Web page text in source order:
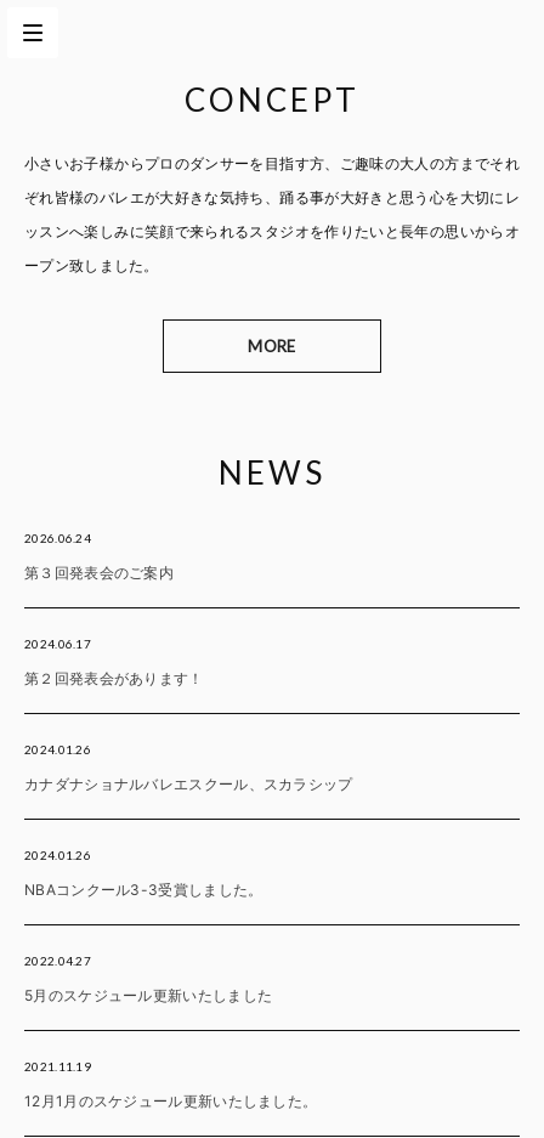
CONCEPT
小さいお子様からプロのダンサーを目指す方、 ご趣味の大人の方までそれ
ぞれ皆様のバレエが大好きな気持ち、踊る事が大好きと思う心を大切に レ
ッスンへ楽しみに笑顔で来られるスタジオを作りたいと長年の思いからオ
ープン致しました。
MORE
NEWS
2026.06.24
第３回発表会のご案内
2024.06.17
第２回発表会があります！
2024.01.26
カナダナショナルバレエスクール、スカラシップ
2024.01.26
NBAコンクール3-3受賞しました。
2022.04.27
5月のスケジュール更新いたしました
2021.11.19
12月1月のスケジュール更新いたしました。